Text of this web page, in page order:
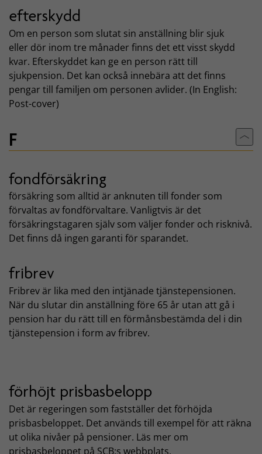
efterskydd
Om en person som slutat sin anställning blir sjuk
eller dör inom tre månader finns det ett visst skydd
kvar. Efterskyddet kan ge en person rätt till
sjukpension. Det kan också innebära att det finns
pengar till familjen om personen avlider. (In English:
Post-cover)
F Till
fondförsäkring
försäkring som alltid är anknuten till fonder som
förvaltas av fondförvaltare. Vanligtvis är det
försäkringstagaren själv som väljer fonder och risknivå.
Det finns då ingen garanti för sparandet.
fribrev
Fribrev är lika med den intjänade tjänstepensionen.
När du slutar din anställning före 65 år utan att gå i
pension har du rätt till en förmånsbestämda del i din
tjänstepension i form av fribrev.
förhöjt prisbasbelopp
Det är regeringen som fastställer det förhöjda
prisbasbeloppet. Det används till exempel för att räkna
ut olika nivåer på pensioner. Läs mer om
prisbasbeloppet på SCB:s webbplats.